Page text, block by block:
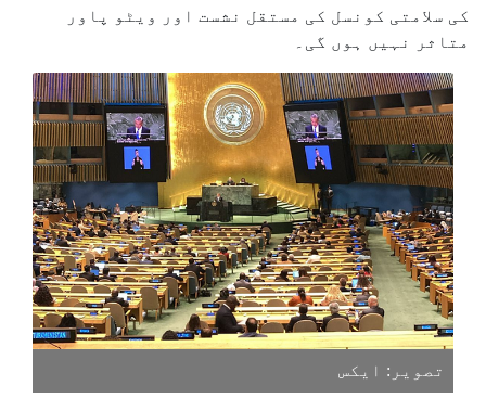
کی سلامتی کونسل کی مستقل نشست اور ویٹو پاور
متاثر نہیں ہوں گی۔
تصویر: ایکس